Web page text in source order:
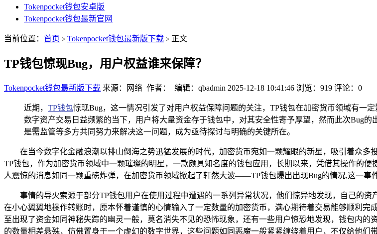
Tokenpocket钱包安卓版
Tokenpocket钱包最新官网
当前位置： 首页 > Tokenpocket钱包最新版下载 > 正文
TP钱包惊现Bug，用户权益谁来保障？
Tokenpocket钱包最新版下载 来源：网络 作者： 编辑：qbadmin 2025-12-18 10:41:46 浏览：919 评论：0
近期， TP钱包惊现Bug，这一情况引发了对用户权益保障问题的关注，TP钱包在加密货币领域有一
数字资产交易日益频繁的当下，用户将大量资金存于钱包中，对其安全性寄予厚望，然而此次Bug
是需监管等多方共同努力来解决这一问题，成为亟待探讨与明确的关键所在。
在当今数字化金融浪潮以排山倒海之势迅猛发展的时代，加密货币宛如一颗耀眼的新星，吸引着众多
TP钱包，作为加密货币领域中一颗璀璨的明星，一款颇具知名度的钱包应用，长期以来，凭借其操作的
人震惊的消息如同一颗重磅炸弹，在加密货币领域掀起了轩然大波——TP钱包爆出出现Bug的情况,这一事
事情的导火索源于部分TP钱包用户在使用过程中遭遇的一系列异常状况，他们惊异地发现，自己的
在小心翼翼地操作转账时，原本怀着谨慎的心情输入了一定数量的加密货币，满心期待着交易能够顺利
至出现了资金如同神秘失踪的幽灵一般，莫名消失不见的恐怖现象，还有一些用户惊恐地发现，钱包内
的数量相差悬殊，仿佛置身于一个虚幻的数字世界，这些问题如同恶魔一般紧紧缠绕着用户，不仅给他